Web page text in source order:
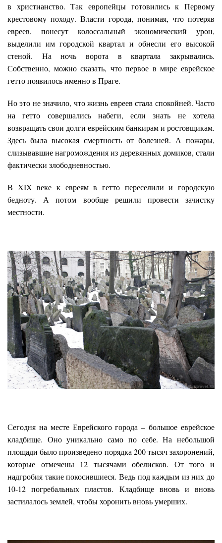
в христианство. Так европейцы готовились к Первому
крестовому походу. Власти города, понимая, что потеряв
евреев, понесут колоссальный экономический урон,
выделили им городской квартал и обнесли его высокой
стеной. На ночь ворота в квартала закрывались.
Собственно, можно сказать, что первое в мире еврейское
гетто появилось именно в Праге.
Но это не значило, что жизнь евреев стала спокойней. Часто
на гетто совершались набеги, если знать не хотела
возвращать свои долги еврейским банкирам и ростовщикам.
Здесь была высокая смертность от болезней. А пожары,
слизывавшие нагромождения из деревянных домиков, стали
фактически злободневностью.
В XIX веке к евреям в гетто переселили и городскую
бедноту. А потом вообще решили провести зачистку
местности.
Сегодня на месте Еврейского города – большое еврейское
кладбище. Оно уникально само по себе. На небольшой
площади было произведено порядка 200 тысяч захоронений,
которые отмечены 12 тысячами обелисков. От того и
надгробия такие покосившиеся. Ведь под каждым из них до
10-12 погребальных пластов. Кладбище вновь и вновь
застилалось землей, чтобы хоронить вновь умерших.